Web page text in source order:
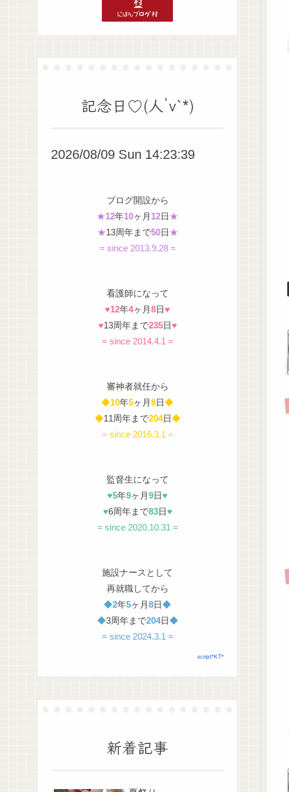
記念日♡(人’v`*)
2026/08/09 Sun 14:23:40
ブログ開設から
★12年10ヶ月 12日★
★13周年まで50日★
= since 2013.9.28 =
看護師になって
♥12年4ヶ月8日♥
♥13周年まで235日♥
= since 2014.4.1 =
審神者就任から
◆10年5ヶ月8日◆
◆11周年まで204日◆
= since 2016.3.1 =
監督生になって
♥5年9ヶ月9日♥
♥6周年まで83日♥
= since 2020.10.31 =
施設ナースとして
再就職してから
◆2年5ヶ月8日◆
◆3周年まで204日◆
= since 2024.3.1 =
script*KT*
新着記事